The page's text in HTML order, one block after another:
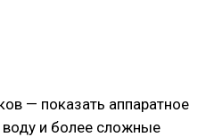
— показать аппаратное
и более сложные